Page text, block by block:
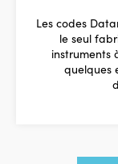
Les codes
le seul
instruments
quelques